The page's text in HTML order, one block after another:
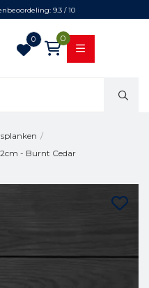
9.3 / 10
0 0
/
- Burnt Cedar